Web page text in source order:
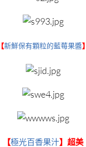
【新鮮保有顆粒的藍莓果醬】
【極光百香果汁】超美